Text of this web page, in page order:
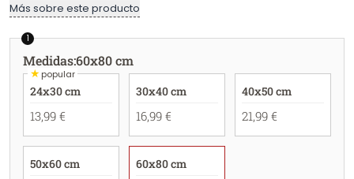
Más sobre este producto
1
Medidas:60x80 cm
★popular
24x30 cm
13,99 €
30x40 cm
16,99 €
40x50 cm
21,99 €
50x60 cm 60x80 cm